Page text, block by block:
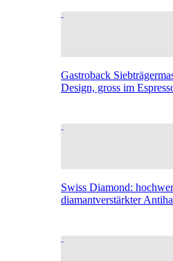
Gastroback
Design, gross im
Swiss Diamond:
diamantverstärkter